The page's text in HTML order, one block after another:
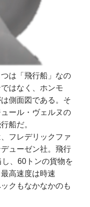
は「飛行船」なの
はなく、ホンモ
側面図である。そ
ール・ヴェルヌの
船だ。
フレデリックファ
ューゼン社。飛行
し、60トンの貨物を
高速度は時速
クもなかなかのも